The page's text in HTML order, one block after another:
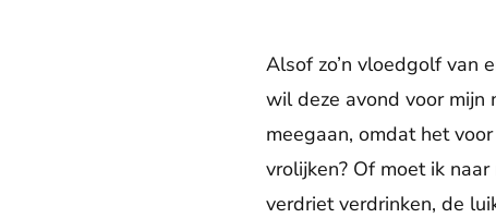
Alsof zo’n vloedgolf van
wil deze avond voor mijn
meegaan, omdat het
vrolijken? Of moet ik
verdriet verdrinken, de